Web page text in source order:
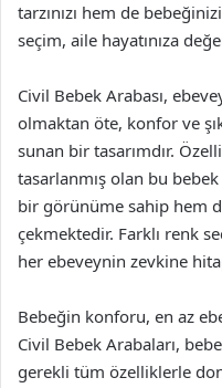
tarzınızı hem de
seçim, aile hayatınıza
Civil Bebek Arabası,
olmaktan öte, konfor ve
sunan bir tasarımdır.
tasarlanmış olan bu
bir görünüme sahip hem
çekmektedir. Farklı renk
her ebeveynin zevkine
Bebeğin konforu, en az
Civil Bebek Arabaları,
gerekli tüm özelliklerle